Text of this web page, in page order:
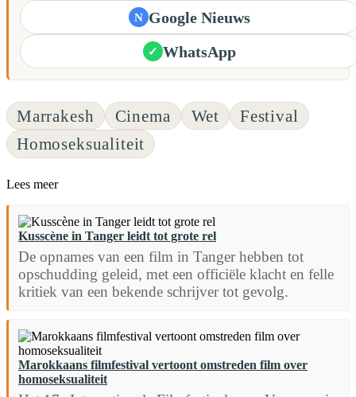
N Google Nieuws
✓ WhatsApp
Marrakesh Cinema Wet
Festival
Homoseksualiteit
Lees meer
Kusscène in Tanger leidt tot grote rel
De opnames van een film in Tanger hebben tot
opschudding geleid, met een officiële klacht en felle
kritiek van een bekende schrijver tot gevolg.
Marokkaans filmfestival vertoont omstreden film over
homoseksualiteit